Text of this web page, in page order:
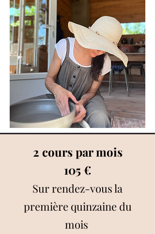
2 cours par mois
105 €
Sur rendez-vous la
première quinzaine du
mois